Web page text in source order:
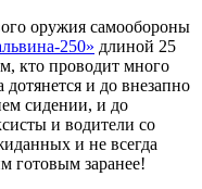
оружия самообороны
250» длиной 25
кто проводит много
дотянется и до внезапно
сидении, и до
и водители со
и не всегда
готовым заранее!